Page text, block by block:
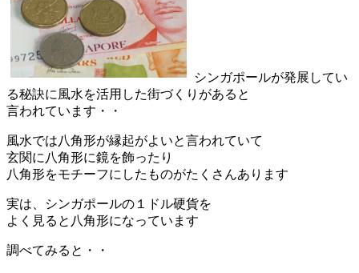
シンガポールが発展してい
る秘訣に風水を活用した街づくりがあると
言われています・・
風水では八角形が縁起がよいと言われていて
玄関に八角形に鏡を飾ったり
八角形をモチーフにしたものがたくさんあります
実は、シンガポールの１ドル硬貨を
よく見ると八角形になっています
調べてみると・・